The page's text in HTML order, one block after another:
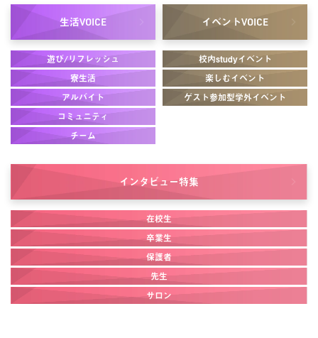
生活VOICE
遊び/リフレッシュ
寮生活
アルバイト
コミュニティ
チーム
イベントVOICE
校内studyイベント
楽しむイベント
ゲスト参加型学外イベント
インタビュー特集
在校生
卒業生
保護者
先生
サロン